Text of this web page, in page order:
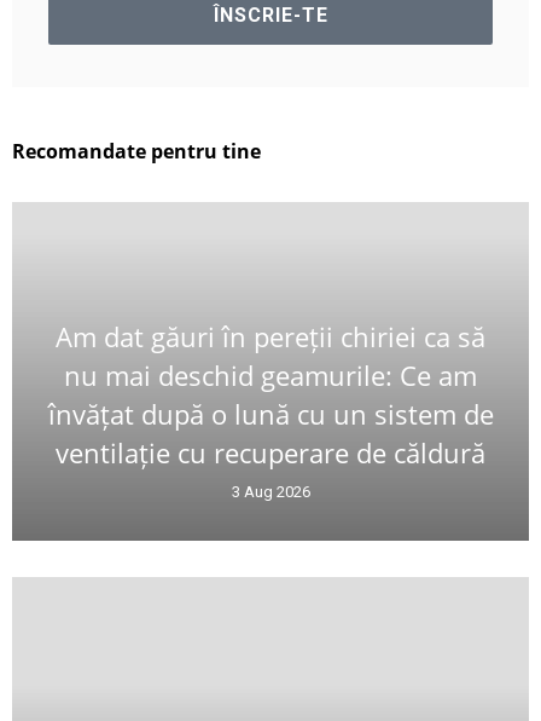
Recomandate pentru tine
Am dat găuri în pereții chiriei ca să
nu mai deschid geamurile: Ce am
învățat după o lună cu un sistem de
ventilație cu recuperare de căldură
3 Aug 2026